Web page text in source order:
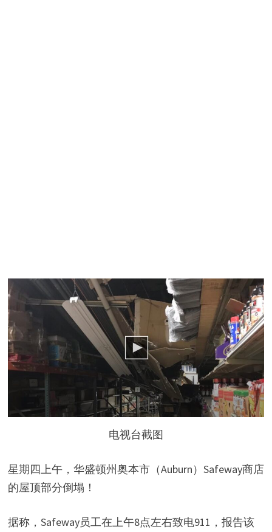
电视台截图
星期四上午，华盛顿州奥本市（Auburn）Safeway商店
的屋顶部分倒塌！
据称，Safeway员工在上午8点左右致电911，报告该